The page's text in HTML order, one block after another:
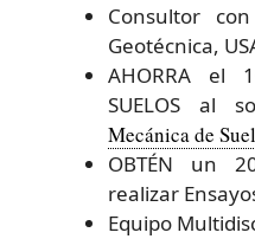
Consultor
Geotécnica,
AHORRA el
SUELOS al
Mecánica de
OBTÉN un
realizar
Equipo